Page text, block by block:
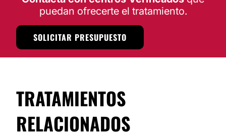
Financiación o facilidades de pago:
No
puedan ofrecerte el tratamiento.
SOLICITAR PRESUPUESTO
TRATAMIENTOS
RELACIONADOS